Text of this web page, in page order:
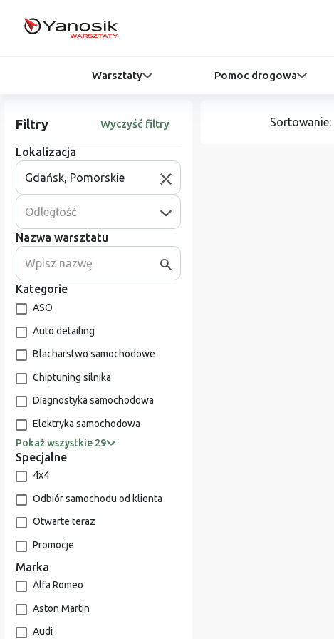
Warsztaty Pomoc drogowa
Filtry Wyczyść filtry
Lokalizacja
Odległość
Nazwa warsztatu
Kategorie
ASO
Auto detailing
Blacharstwo samochodowe
Chiptuning silnika
Diagnostyka samochodowa
Elektryka samochodowa
Pokaż wszystkie 29
Specjalne
4x4
Odbiór samochodu od klienta
Otwarte teraz
Promocje
Marka
Alfa Romeo
Aston Martin
Audi
Sortowanie: